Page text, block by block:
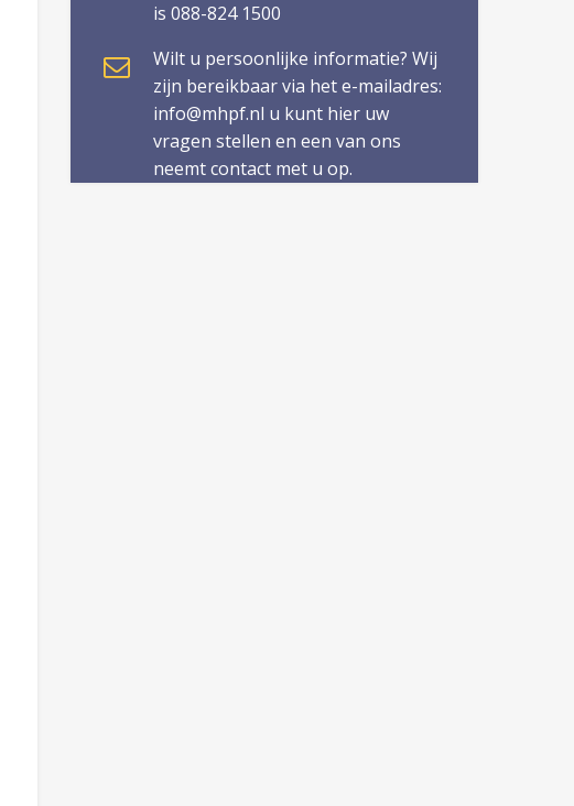
is 088-824 1500
Wilt u persoonlijke informatie? Wij
zijn bereikbaar via het e-mailadres:
info@mhpf.nl u kunt hier uw
vragen stellen en een van ons
neemt contact met u op.